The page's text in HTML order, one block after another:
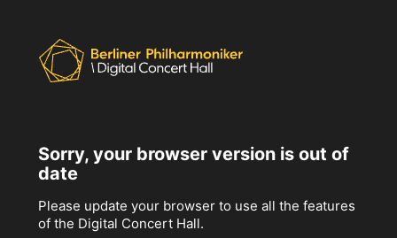
Sorry, your browser version is out of
date
Please update your browser to use all the features
of the Digital Concert Hall.